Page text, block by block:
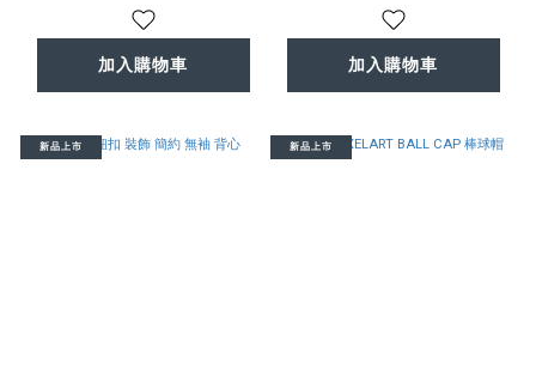
加入購物車 加入購物車
新品上市 新品上市